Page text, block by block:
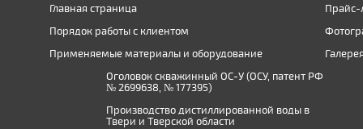
Главная страница
Порядок работы с клиентом
Применяемые материалы и оборудование
Прайс-
Оголовок скважинный ОС-У (ОСУ, патент РФ
№ 2699638, № 177395)
Производство дистиллированной воды в
Твери и Тверской области